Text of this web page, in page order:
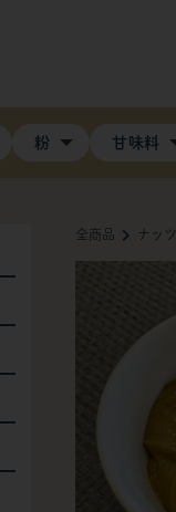
粉 甘味料
全商品 ナッツ